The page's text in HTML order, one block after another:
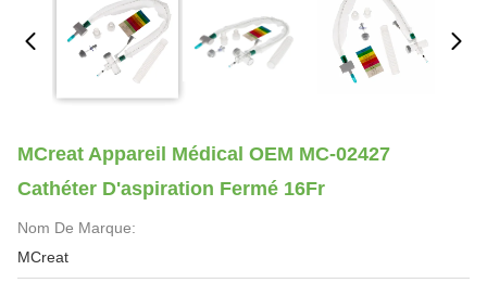
MCreat Appareil Médical OEM MC-02427
Cathéter D'aspiration Fermé 16Fr
Nom De Marque:
MCreat